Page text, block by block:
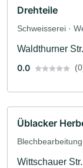
Drehteile
Schweisserei ·
Waldthurner
0.0
Üblacker
Wittschauer